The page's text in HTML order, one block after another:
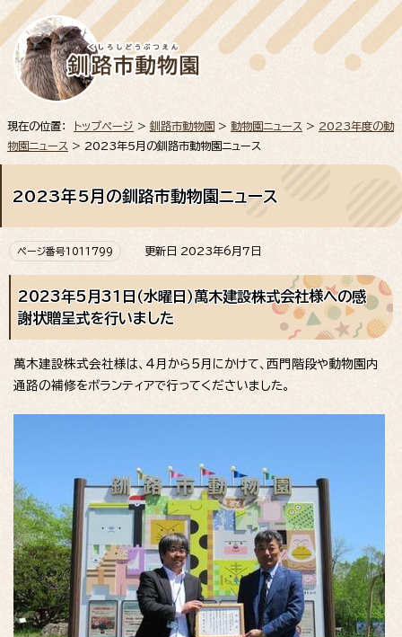
現在の位置： トップページ > 釧路市動物園 > 動物園ニュース > 2023年度の動
物園ニュース > 2023年5月の釧路市動物園ニュース
2023年5月の釧路市動物園ニュース
ページ番号1011799 更新日 2023年6月7日
2023年5月31日（水曜日）萬木建設株式会社様への感
謝状贈呈式を行いました
萬木建設株式会社様は、4月から5月にかけて、西門階段や動物園内
通路の補修をボランティアで行ってくださいました。